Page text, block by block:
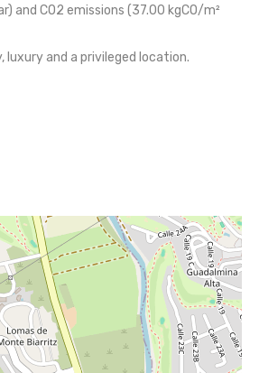
and CO2 emissions (37.00 kgCO/m²
and a privileged location.